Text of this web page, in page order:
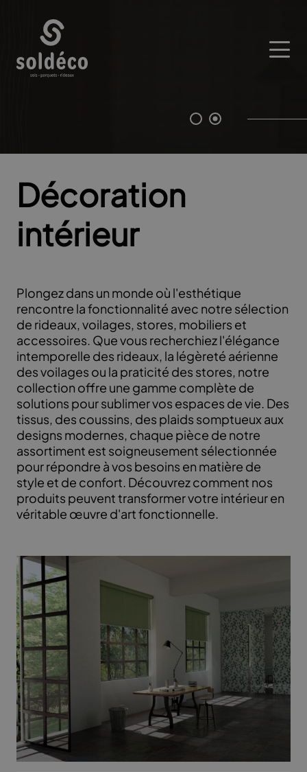
Décoration
intérieur
Plongez dans un monde où l'esthétique
rencontre la fonctionnalité avec notre sélection
de rideaux, voilages, stores, mobiliers et
accessoires. Que vous recherchiez l'élégance
intemporelle des rideaux, la légèreté aérienne
des voilages ou la praticité des stores, notre
collection offre une gamme complète de
solutions pour sublimer vos espaces de vie. Des
tissus, des coussins, des plaids somptueux aux
designs modernes, chaque pièce de notre
assortiment est soigneusement sélectionnée
pour répondre à vos besoins en matière de
style et de confort. Découvrez comment nos
produits peuvent transformer votre intérieur en
véritable œuvre d'art fonctionnelle.